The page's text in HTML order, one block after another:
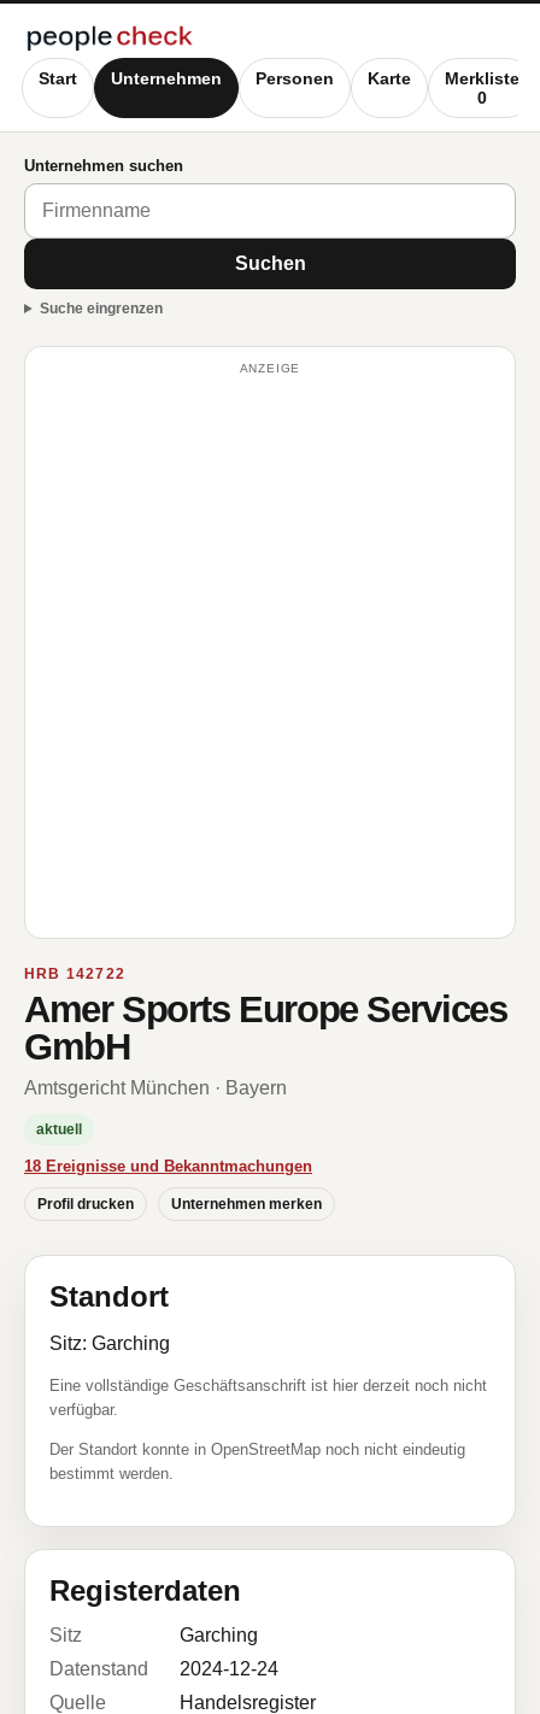
Start Unternehmen Personen Karte
Merkliste
0
Unternehmen suchen
Suchen
Suche eingrenzen
ANZEIGE
HRB 142722
Amer Sports Europe Services
GmbH
Amtsgericht München · Bayern
aktuell
18 Ereignisse und Bekanntmachungen
Profil drucken Unternehmen merken
Standort
Sitz: Garching
Eine vollständige Geschäftsanschrift ist hier derzeit noch nicht
verfügbar.
Der Standort konnte in OpenStreetMap noch nicht eindeutig
bestimmt werden.
Registerdaten
Sitz
Garching
Datenstand
2024-12-24
Quelle
Handelsregister